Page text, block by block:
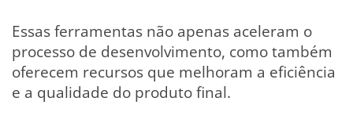
Essas ferramentas não apenas aceleram o
processo de desenvolvimento, como também
oferecem recursos que melhoram a eficiência
e a qualidade do produto final.